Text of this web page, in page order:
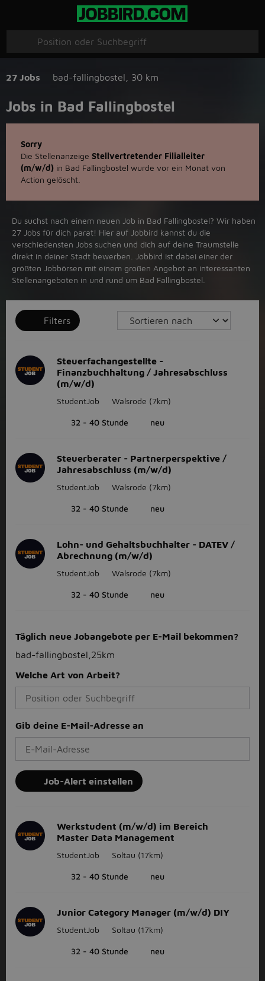
27 Jobs bad-fallingbostel 30 km
Jobs in Bad Fallingbostel
Sorry
Die Stellenanzeige Stellvertretender Filialleiter
(m/w/d) in Bad Fallingbostel wurde vor ein Monat von
Action gelöscht.
Du suchst nach einem neuen Job in Bad Fallingbostel? Wir haben
27 Jobs für dich parat! Hier auf Jobbird kannst du die
verschiedensten Jobs suchen und dich auf deine Traumstelle
direkt in deiner Stadt bewerben. Jobbird ist dabei einer der
größten Jobbörsen mit einem großen Angebot an interessanten
Stellenangeboten in und rund um Bad Fallingbostel.
Filters
Steuerfachangestellte -
Finanzbuchhaltung / Jahresabschluss
(m/w/d)
StudentJob Walsrode (7km)
32 - 40 Stunde neu
Steuerberater - Partnerperspektive /
Jahresabschluss (m/w/d)
StudentJob Walsrode (7km)
32 - 40 Stunde neu
Lohn- und Gehaltsbuchhalter - DATEV /
Abrechnung (m/w/d)
StudentJob Walsrode (7km)
32 - 40 Stunde neu
Täglich neue Jobangebote per E-Mail bekommen?
bad-fallingbostel,25km
Welche Art von Arbeit?
Gib deine E-Mail-Adresse an
Job-Alert einstellen
Werkstudent (m/w/d) im Bereich
Master Data Management
StudentJob Soltau (17km)
32 - 40 Stunde neu
Junior Category Manager (m/w/d) DIY
StudentJob Soltau (17km)
32 - 40 Stunde neu